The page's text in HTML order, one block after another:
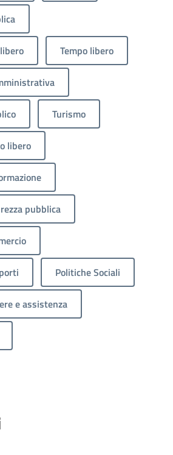
Tempo libero
Turismo
libero
pubblica
Politiche Sociali
e assistenza